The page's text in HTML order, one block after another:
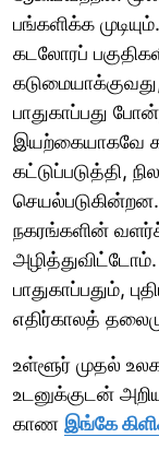
பங்களிக்க
கடலோரப்
பாதுகாப்பது
இயற்கையாகவே
கட்டுப்படுத்தி,
நகரங்களின்
பாதுகாப்பதும்,
எதிர்காலத்
உள்ளூர் முதல்
உடனுக்குடன்
காண இங்கே